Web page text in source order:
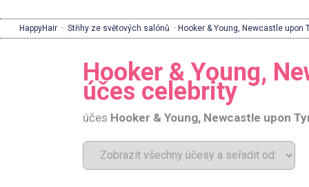
HappyHair · Střihy ze světových salónů · Hooker & Young, Newcastle upon
Hooker & Young,
účes celebrity
účes Hooker & Young, Newcastle upon